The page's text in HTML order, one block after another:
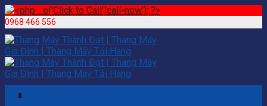
0968 466 556
Skip
to
content